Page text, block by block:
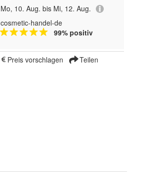
Mo, 10. Aug. bis Mi, 12. Aug.
cosmetic-handel-de
99% positiv
Preis vorschlagen Teilen